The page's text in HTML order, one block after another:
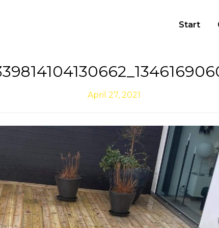
Start
April 27, 2021